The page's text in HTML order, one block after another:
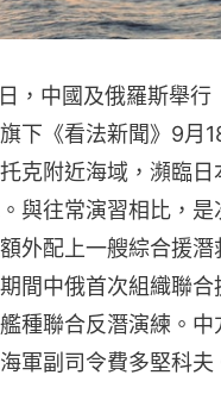
，中國及俄羅斯舉行
下《看法新聞》9月
克附近海域，瀕臨
與往常演習相比，
外配上一艘綜合援
間中俄首次組織聯
種聯合反潛演練。
軍副司令費多堅科夫